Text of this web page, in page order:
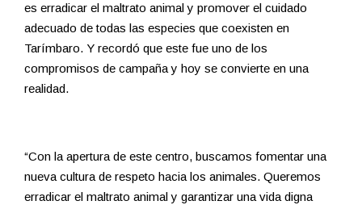
es erradicar el maltrato animal y promover el cuidado
adecuado de todas las especies que coexisten en
Tarímbaro. Y recordó que este fue uno de los
compromisos de campaña y hoy se convierte en una
realidad.
“Con la apertura de este centro, buscamos fomentar una
nueva cultura de respeto hacia los animales. Queremos
erradicar el maltrato animal y garantizar una vida digna